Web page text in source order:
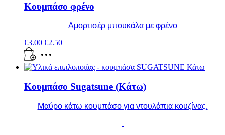
Κουμπάσο φρένο
Αμορτισέρ μπουκάλα με φρένο
€3.00 €2.50
Κουμπάσο Sugatsune (Κάτω)
Μαύρο κάτω κουμπάσο για ντουλάπια κουζίνας.